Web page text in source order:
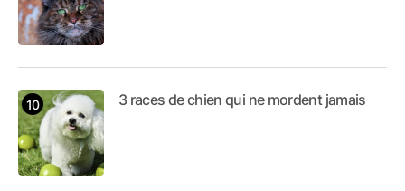
3 races de chien qui ne mordent jamais